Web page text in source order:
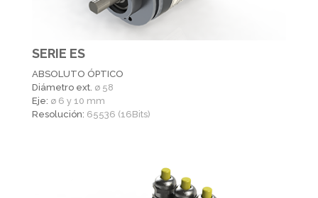
SERIE ES
ABSOLUTO ÓPTICO
Diámetro ext. ø 58
Eje: ø 6 y 10 mm
Resolución: 65536 (16Bits)